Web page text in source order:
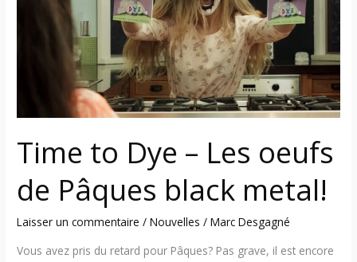
Time to Dye – Les oeufs
de Pâques black metal!
Laisser un commentaire /Nouvelles /Marc Desgagné
Vous avez pris du retard pour Pâques? Pas grave, il est encore